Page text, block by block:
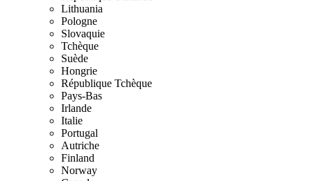
Lithuania
Pologne
Slovaquie
Tchèque
Suède
Hongrie
République Tchèque
Pays-Bas
Irlande
Italie
Portugal
Autriche
Finland
Norway